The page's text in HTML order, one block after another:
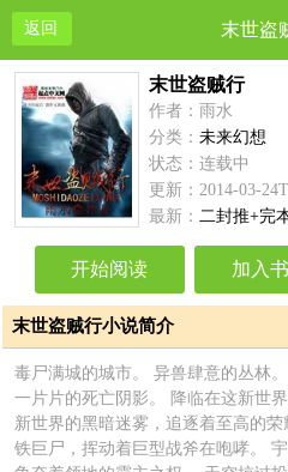
返回 末世盗
末世盗贼行
作者：雨水
分类：未来幻想
状态：连载中
更新：2014-03-
最新：二封推+完
开始阅读 加入
末世盗贼行小说简介
毒尸满城的城市。 异兽肆意的丛林
一片片的死亡阴影。 降临在这新世
新世界的黑暗迷雾，追逐着至高的
铁巨尸，挥动着巨型战斧在咆哮。